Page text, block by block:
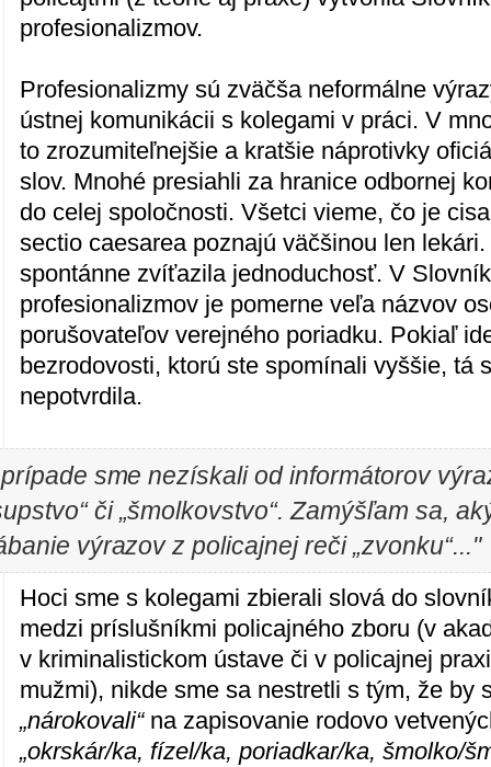
profesionalizmov.
Profesionalizmy sú zväčša neformálne
ústnej komunikácii s kolegami v práci. V
to zrozumiteľnejšie a kratšie náprotivky
slov. Mnohé presiahli za hranice odbornej
do celej spoločnosti. Všetci vieme, čo je
sectio caesarea poznajú väčšinou len
spontánne zvíťazila jednoduchosť. V
profesionalizmov je pomerne veľa názvov
porušovateľov verejného poriadku. Pokiaľ
bezrodovosti, ktorú ste spomínali vyššie, tá
nepotvrdila.
sme nezískali od informátorov
či „šmolkovstvo“. Zamýšľam sa,
výrazov z policajnej reči „zvonku“..."
Hoci sme s kolegami zbierali slová do
medzi príslušníkmi policajného zboru (v
v kriminalistickom ústave či v policajnej
mužmi), nikde sme sa nestretli s tým, že by
„nárokovali“ na zapisovanie rodovo
„okrskár/ka, fízel/ka, poriadkar/ka, šmolko/